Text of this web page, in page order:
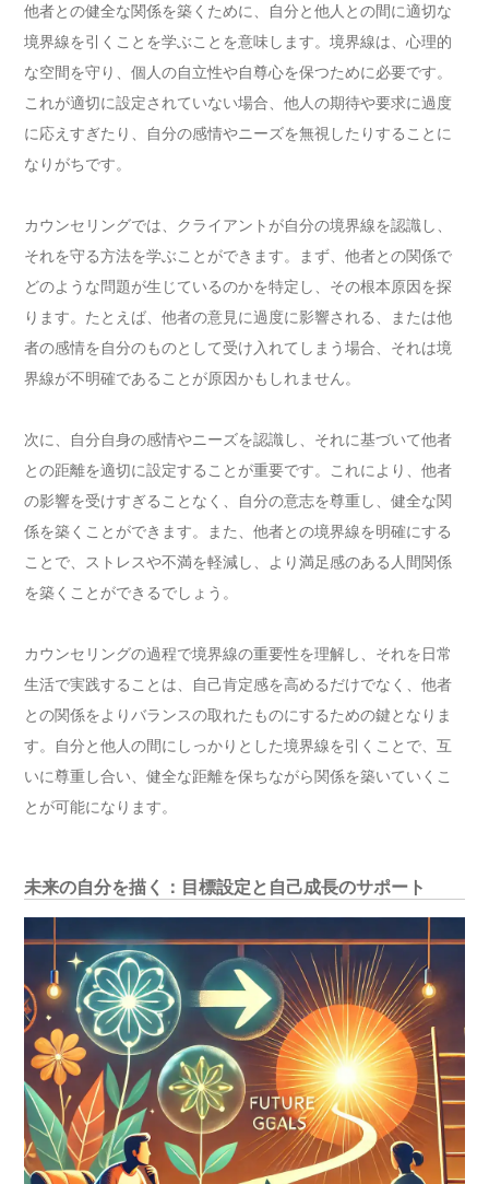
他者との健全な関係を築くために、自分と他人との間に適切な
境界線を引くことを学ぶことを意味します。境界線は、心理的
な空間を守り、個人の自立性や自尊心を保つために必要です。
これが適切に設定されていない場合、他人の期待や要求に過度
に応えすぎたり、自分の感情やニーズを無視したりすることに
なりがちです。
カウンセリングでは、クライアントが自分の境界線を認識し、
それを守る方法を学ぶことができます。まず、他者との関係で
どのような問題が生じているのかを特定し、その根本原因を探
ります。たとえば、他者の意見に過度に影響される、または他
者の感情を自分のものとして受け入れてしまう場合、それは境
界線が不明確であることが原因かもしれません。
次に、自分自身の感情やニーズを認識し、それに基づいて他者
との距離を適切に設定することが重要です。これにより、他者
の影響を受けすぎることなく、自分の意志を尊重し、健全な関
係を築くことができます。また、他者との境界線を明確にする
ことで、ストレスや不満を軽減し、より満足感のある人間関係
を築くことができるでしょう。
カウンセリングの過程で境界線の重要性を理解し、それを日常
生活で実践することは、自己肯定感を高めるだけでなく、他者
との関係をよりバランスの取れたものにするための鍵となりま
す。自分と他人の間にしっかりとした境界線を引くことで、互
いに尊重し合い、健全な距離を保ちながら関係を築いていくこ
とが可能になります。
未来の自分を描く：目標設定と自己成長のサポート